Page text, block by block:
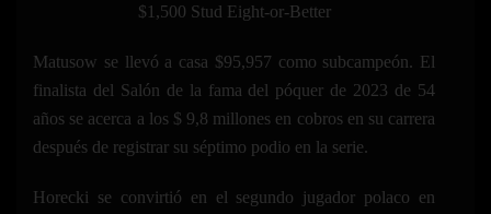
Matusow se llevó a casa $95,957 como subcampeón. El
finalista del Salón de la fama del póquer de 2023 de 54
años se acerca a los $ 9,8 millones en cobros en su carrera
después de registrar su séptimo podio en la serie.
Horecki se convirtió en el segundo jugador polaco en